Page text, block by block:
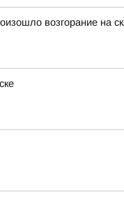
возгорание на